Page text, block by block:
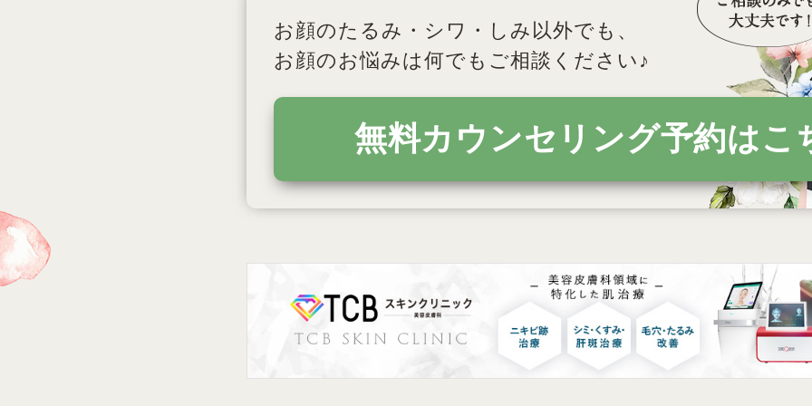
お顔のたるみ・シワ・しみ以外でも、
お顔のお悩みは何でもご相談ください♪
無料カウンセリング予約はこ